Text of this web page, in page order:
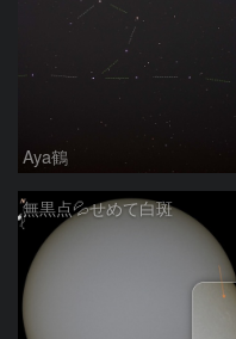
Aya鶴
無黒点💦せめて白斑